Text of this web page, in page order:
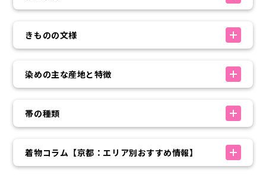
きものの文様
染めの主な産地と特徴
帯の種類
着物コラム【京都：エリア別おすすめ情報】